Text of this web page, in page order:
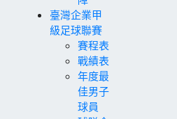
臺灣企業甲
級足球聯賽
賽程表
戰績表
年度最
佳男子
球員